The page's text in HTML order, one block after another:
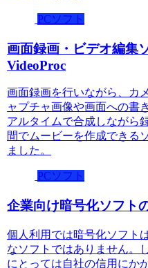
PCソフト
画面録画・ビデオ編集
VideoProc
画面録画を行いながら、カ
ャプチャ画像や画面への書
アルタイムで合成しながら
間でムービーを作成できる
ました。
PCソフト
企業向け暗号化ソフト
個人利用では暗号化ソフト
なソフトではありません。
にとっては自社の信用にか